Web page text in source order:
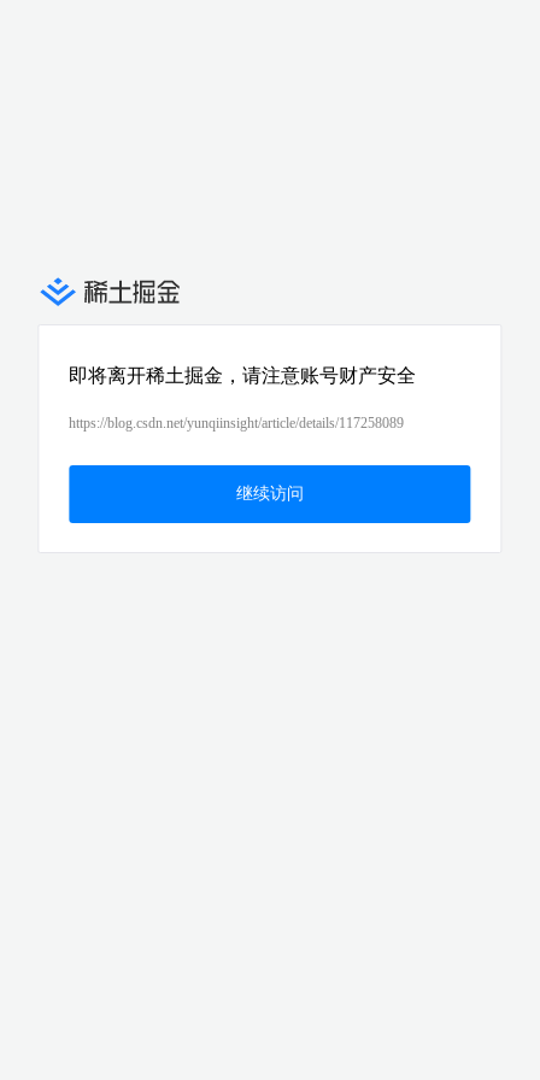
即将离开稀土掘金，请注意账号财产安全
https://blog.csdn.net/yunqiinsight/article/details/117258089
继续访问